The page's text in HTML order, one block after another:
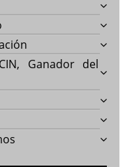
Ganador del